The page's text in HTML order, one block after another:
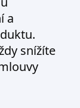
a
snížíte